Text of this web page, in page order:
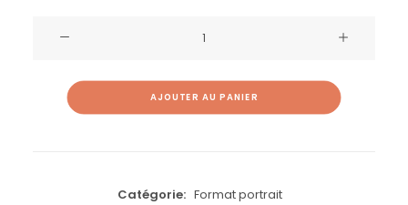
de
du
AJOUTER AU PANIER
Catégorie: Format portrait